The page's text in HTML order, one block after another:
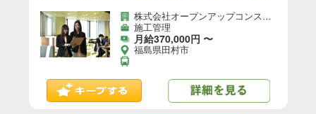
株式会社オープンアップコンストラクション（旧社名：株式会社夢真）
施工管理
月給370,000円 〜
福島県田村市